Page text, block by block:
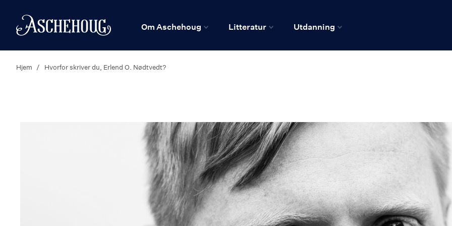
Hjem
Om Aschehoug Litteratur Utdanning
Hjem Hvorfor skriver du, Erlend O. Nødtvedt?